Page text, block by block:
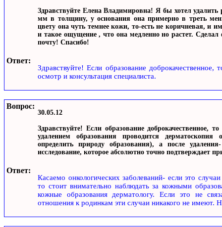
Здравствуйте Елена Владимировна! Я бы хотел
мм в толщину, у основания она примерно в треть
цвету она чуть темнее кожи, то-есть не коричневая, и
и такое ощущение , что она медленно но растет.
почту! Спасибо!
Ответ:
Здравствуйте! Если образование
осмотр и консультация специалиста.
Вопрос:
30.05.12
Здравствуйте! Если образование доброкачественное,
удалением образования проводится
определить природу образования), а после
исследование, которое абсолютно точно подтверждает
Ответ:
Касаемо онкологических заболеваний- если это
то стоит внимательно наблюдать за кожными
кожные образования дерматологу. Если это не
отношения к родинкам эти случаи никакого не имеют.